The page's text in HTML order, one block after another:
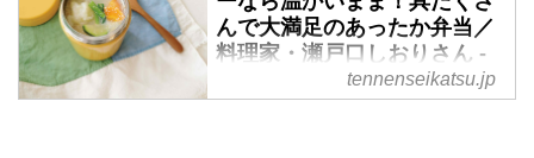
んで大満足のあったか弁当／
料理家・瀬戸口しおりさん -
tennenseikatsu.jp